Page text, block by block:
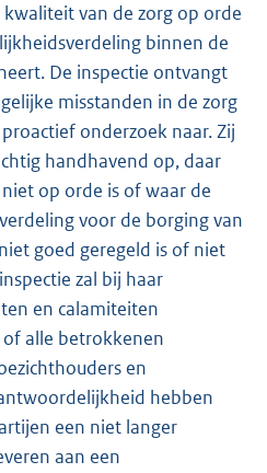
van de zorg op orde
binnen de
De inspectie ontvangt
misstanden in de zorg
onderzoek naar. Zij
handhavend op, daar
op orde is of waar de
voor de borging van
goed geregeld is of niet
zal bij haar
en calamiteiten
alle betrokkenen
en
hebben
een niet langer
aan een